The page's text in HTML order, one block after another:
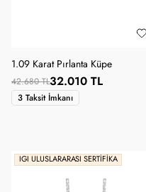
1.09 Karat Pırlanta Küpe
42.680 TL32.010 TL
3 Taksit İmkanı
IGI ULUSLARARASI SERTIFIKA